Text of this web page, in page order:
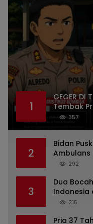
1
GEGER DI
Tembak
Dugaan
357
2
Bidan
Ambulans
292
3
Dua
Indonesia
dari215
Pria 37